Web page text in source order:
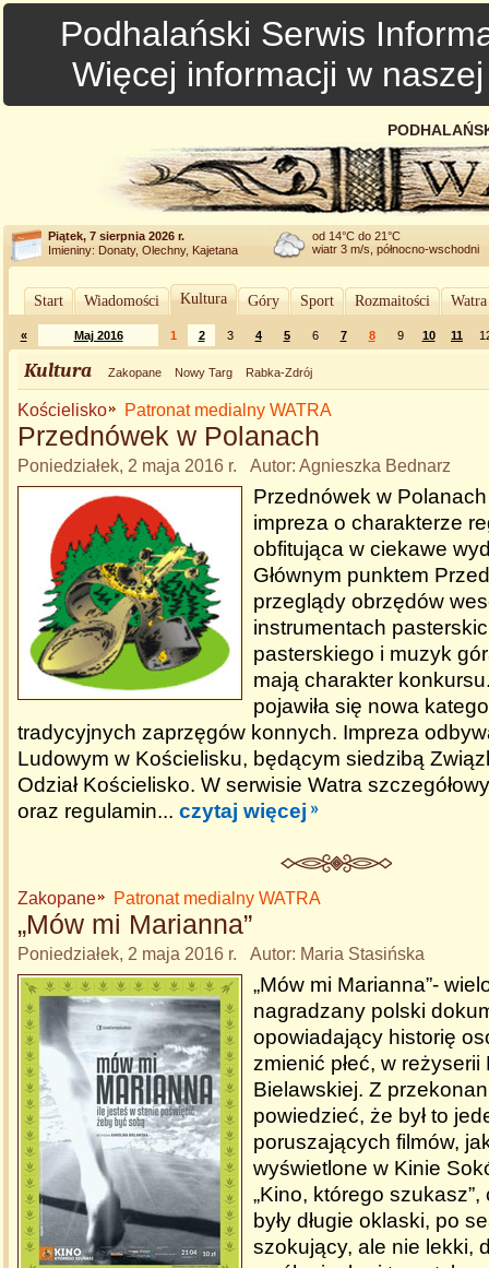
Podhalański Serwis
Więcej informacji w
Piątek, 7 sierpnia 2026 r.
Imieniny: Donaty, Olechny, Kajetana
od 14°C do 21°C
wiatr 3 m/s, północno-wschodni
Start Wiadomości Kultura Góry Sport Rozmaitości
« Maj 2016 1 2 3 4 5 6 7 8 9 10 11
Kultura Zakopane Nowy Targ Rabka-Zdrój
Kościelisko Patronat medialny WATRA
Przednówek w Polanach
Poniedziałek, 2 maja 2016 r. Autor: Agnieszka Bednarz
Przednówek w
impreza o charakterze
obfitująca w ciekawe
Głównym punktem
przeglądy obrzędów
instrumentach
pasterskiego i muzyk
mają charakter
pojawiła się nowa
tradycyjnych zaprzęgów konnych. Impreza
Ludowym w Kościelisku, będącym siedzibą
Odział Kościelisko. W serwisie Watra
oraz regulamin... czytaj więcej
Zakopane Patronat medialny WATRA
„Mów mi Marianna”
Poniedziałek, 2 maja 2016 r. Autor: Maria Stasińska
„Mów mi Marianna”-
nagradzany polski
opowiadający historię
zmienić płeć, w reżyserii
Bielawskiej. Z
powiedzieć, że był to
poruszających filmów,
wyświetlone w Kinie
„Kino, którego
były długie oklaski, po
szokujący, ale nie lekki,